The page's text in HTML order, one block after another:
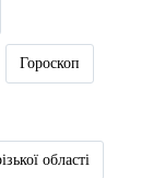
Гороскоп
області